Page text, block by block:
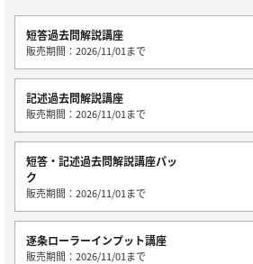
短答過去問解説講座
販売期間：2026/11/01まで
記述過去問解説講座
販売期間：2026/11/01まで
短答・記述過去問解説講座パッ
ク
販売期間：2026/11/01まで
逐条ローラーインプット講座
販売期間：2026/11/01まで